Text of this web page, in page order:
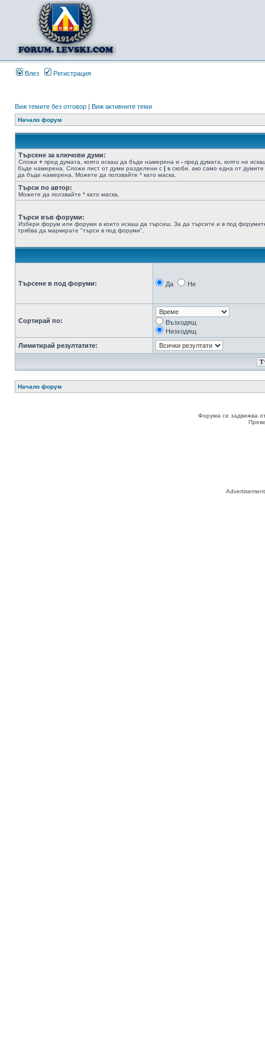
Влез Регистрация
Виж темите без отговор | Виж активните теми
Начало форум
Търсене за ключови думи:
Сложи + пред думата, която искаш да бъде намерена и - пред думата, която не
бъде намерена. Сложи лист от думи разделени с | в скоби, ако само една от думите
да бъде намерена. Можете да ползвайте * като маска.
Търси по автор:
Можете да ползвайте * като маска.
Търси във форуми:
Избери форум или форуми в които искаш да търсиш. За да търсите и в под
трябва да маркирате "търси в под форуми".
Търсене в под форуми: Да Не
Сортирай по:
Възходящ
Низходящ
Лимитирай резултатите:
Начало форум
Форума се задвижва